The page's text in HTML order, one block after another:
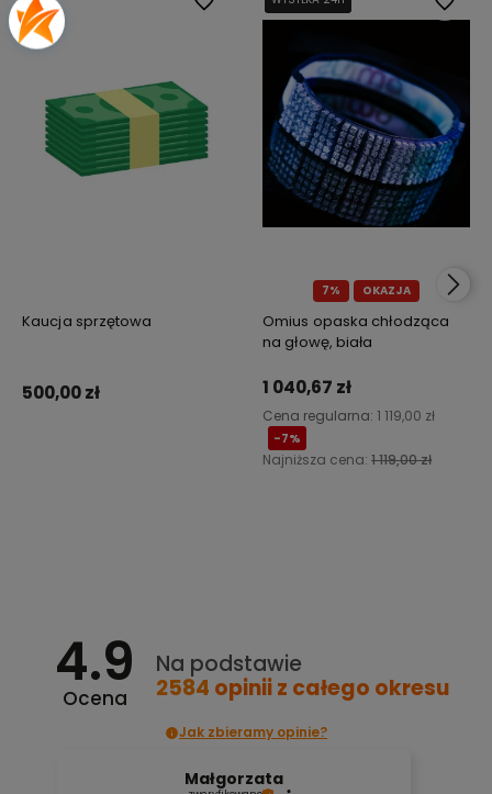
Kaucja sprzętowa
500,00 zł
7% OKAZJA
Omius opaska chłodząca
na głowę, biała
1 040,67 zł
Cena regularna: 1 119,00 zł
-7%
Najniższa cena: 1 119,00 zł
4.9
Ocena
Na podstawie
2584 opiniiz całego okresu
Jak zbieramy opinie?
Małgorzata